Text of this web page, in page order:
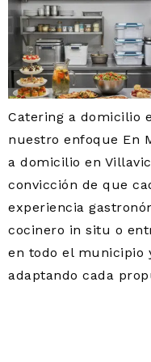
Catering a domicilio
nuestro enfoque En
a domicilio en
convicción de que
experiencia
cocinero in situ o
en todo el municipio
adaptando cada